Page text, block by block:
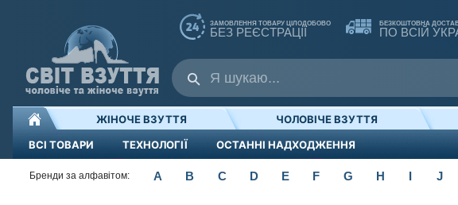
ЗАМОВЛЕННЯ ТОВАРУ ЦІЛОДОБОВО
БЕЗ РЕЄСТРАЦІЇ
БЕЗКОШТОВНА
ПО ВСІЙ
ВСІ ТОВАРИ ТЕХНОЛОГІЇ ОСТАННІ НАДХОДЖЕННЯ
ЖІНОЧЕ ВЗУТТЯ ЧОЛОВІЧЕ ВЗУТТЯ
Бренди за алфавітом: A B C D E F G H I J